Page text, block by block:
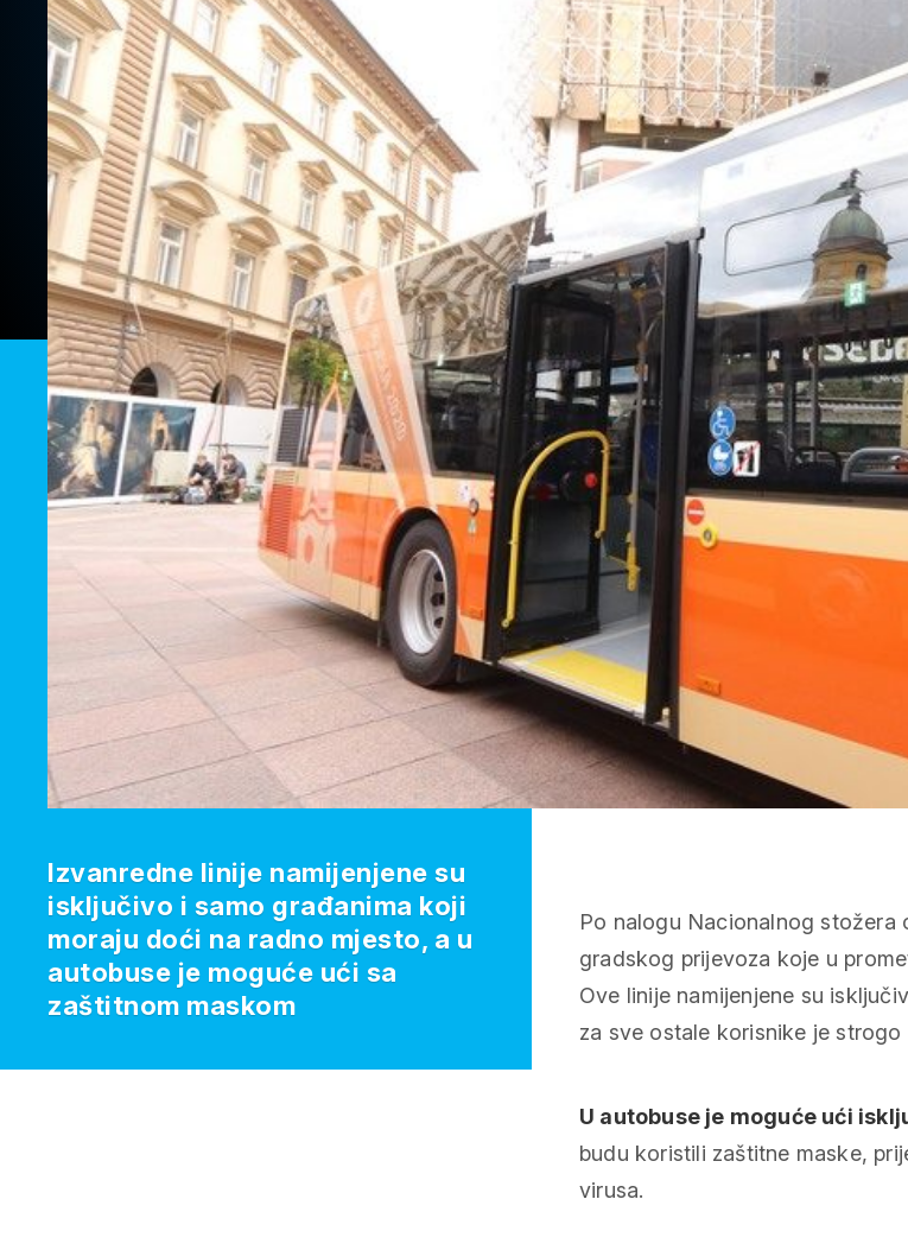
Po nalogu Nacionalnog stožera
gradskog prijevoza koje u
Ove linije namijenjene su
za sve ostale korisnike je
U autobuse je moguće ući
budu koristili zaštitne maske,
virusa.
Izvanredne linije namijenjene su
isključivo i samo građanima koji
moraju doći na radno mjesto, a u
autobuse je moguće ući sa
zaštitnom maskom